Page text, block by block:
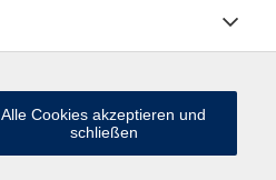
Alle Cookies akzeptieren und
schließen